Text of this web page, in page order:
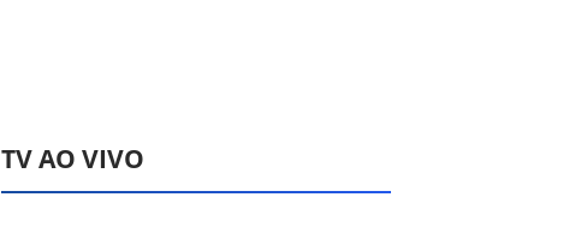
TV AO VIVO